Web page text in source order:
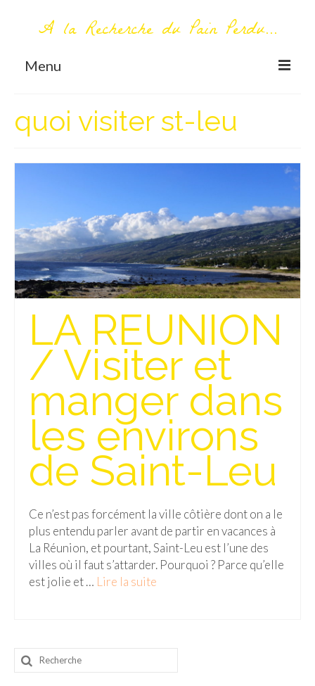
A la Recherche du Pain Perdu...
Menu
Première visite – A propos
Me contacter
AFRIQUE
La Réunion
AMERIQUE DU SUD
Isla del Sol
Lac Titicaca
Salar d’Uyuni
Chili
Paraguay
Pérou
Lac Titicaca
Machu Picchu
Beijing
quoi visiter st-leu
LA REUNION
/ Visiter et
manger dans
les environs
de Saint-Leu
Ce n’est pas forcément la ville côtière dont on a le
plus entendu parler avant de partir en vacances à
La Réunion, et pourtant, Saint-Leu est l’une des
villes où il faut s’attarder. Pourquoi ? Parce qu’elle
est jolie et … Lire la suite­­
Rechercher
: